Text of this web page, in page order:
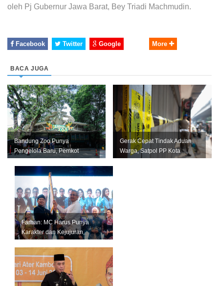
oleh Pj Gubernur Jawa Barat, Bey Triadi Machmudin.
Facebook Twitter Google More
BACA JUGA
Bandung Zoo Punya
Pengelola Baru, Pemkot
Bandung Siapkan Perizinan
Gerak Cepat Tindak Aduan
Warga, Satpol PP Kota
Bandung Segel Empat Kios
Farhan: MC Harus Punya
Karakter dan Kejujuran,
Jangan Jadi Tiruan Orang